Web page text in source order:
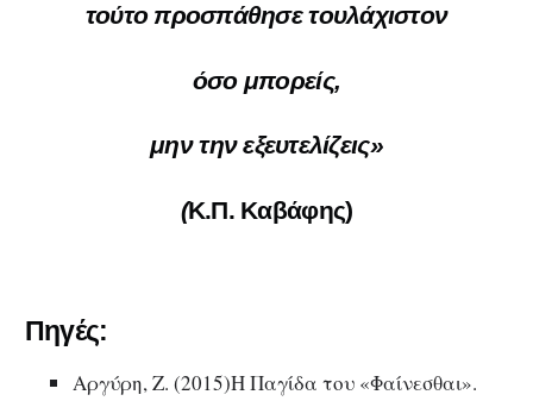
τούτο προσπάθησε τουλάχιστον
όσο μπορείς,
μην την εξευτελίζεις»
(Κ.Π. Καβάφης)
Πηγές:
Αργύρη, Ζ. (2015)Η Παγίδα του «Φαίνεσθαι».